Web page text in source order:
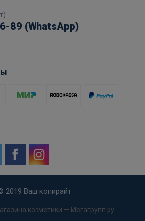
89 (WhatsApp)
2019 Ваш копирайт
косметики — Мегагрупп.ру